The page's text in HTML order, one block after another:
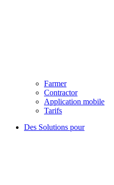
Farmer
Contractor
Application mobile
Tarifs
Des Solutions pour